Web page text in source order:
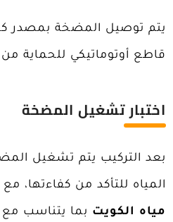
يتم توصيل المضخة بمصدر
قاطع أوتوماتيكي للحماية من
اختبار تشغيل المضخة
بعد التركيب يتم تشغيل
المياه للتأكد من كفاءتها،
مياه الكويت بما يتناسب